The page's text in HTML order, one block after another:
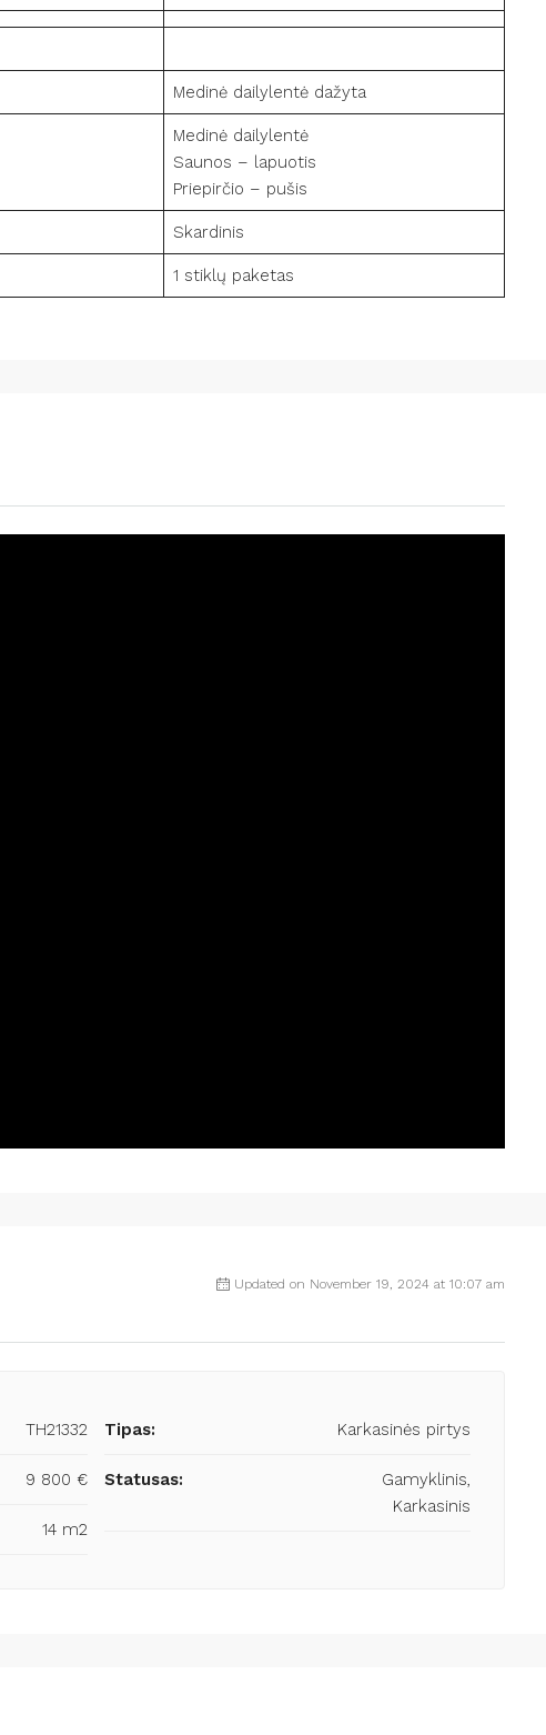
Medinė dailylentė dažyta
Medinė dailylentė
Saunos – lapuotis
Priepirčio – pušis
Skardinis
1 stiklų paketas
Updated on November 19, 2024 at 10:07 am
TH21332
9 800 €
14 m2
Tipas: Karkasinės pirtys
Statusas:
Gamyklinis,
Karkasinis